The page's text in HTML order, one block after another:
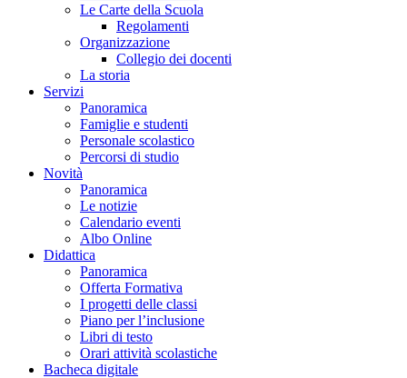
Le Carte della Scuola
Regolamenti
Organizzazione
Collegio dei docenti
La storia
Servizi
Panoramica
Famiglie e studenti
Personale scolastico
Percorsi di studio
Novità
Panoramica
Le notizie
Calendario eventi
Albo Online
Didattica
Panoramica
Offerta Formativa
I progetti delle classi
Piano per l’inclusione
Libri di testo
Orari attività scolastiche
Bacheca digitale